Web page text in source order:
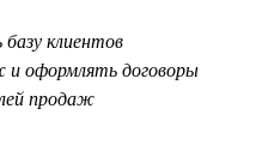
клиентов
и оформлять договоры
продаж